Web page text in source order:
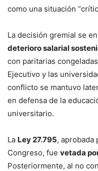
como una situación
La decisión gremial se
deterioro salarial
con paritarias
Ejecutivo y las
conflicto se mantuvo
en defensa de la
universitario.
La Ley 27.795, aprobada
Congreso, fue vetada
Posteriormente, al no